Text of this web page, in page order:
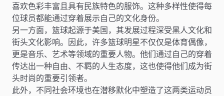
喜欢色彩丰富且具有民族特色的服饰。这种多样性使得每
位球员都能通过穿着展示自己的文化身份。
另一方面，篮球起源于美国，其发展过程深受黑人文化和
街头文化影响。因此，许多篮球明星不仅仅是体育偶像，
更是音乐、艺术等领域的重要人物。他们通过自己的穿着
传达出一种自由、不羁的人生态度，这也使得他们成为街
头时尚的重要引领者。
此外，不同社会环境也在潜移默化中塑造了这两类运动员